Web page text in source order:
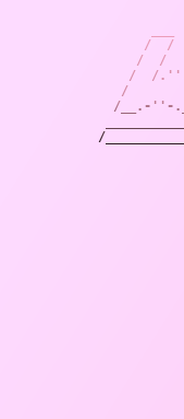
/  /
/  /
/  /
/
/__.-''-